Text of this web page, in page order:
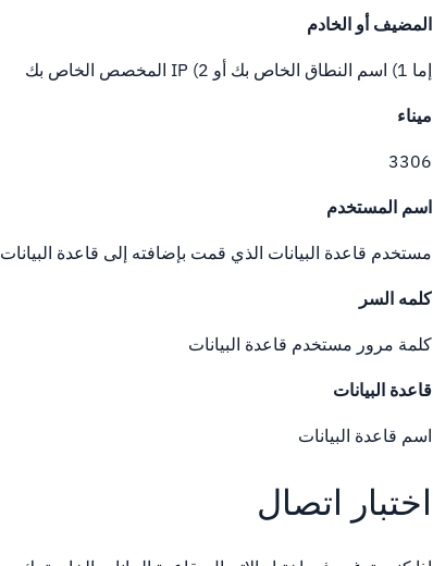
المضيف أو الخادم
إما 1) اسم النطاق الخاص بك أو 2) IP المخصص الخاص بك
ميناء
3306
اسم المستخدم
مستخدم قاعدة البيانات الذي قمت بإضافته إلى قاعدة البيانات
كلمه السر
كلمة مرور مستخدم قاعدة البيانات
قاعدة البيانات
اسم قاعدة البيانات
اختبار اتصال